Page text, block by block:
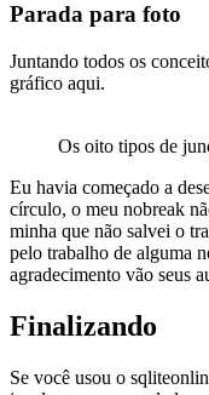
Parada para foto
Juntando todos os
gráfico aqui.
Os oito tipos de
Eu havia começado a
círculo, o meu nobreak
minha que não salvei o
pelo trabalho de alguma
agradecimento vão seus
Finalizando
Se você usou o